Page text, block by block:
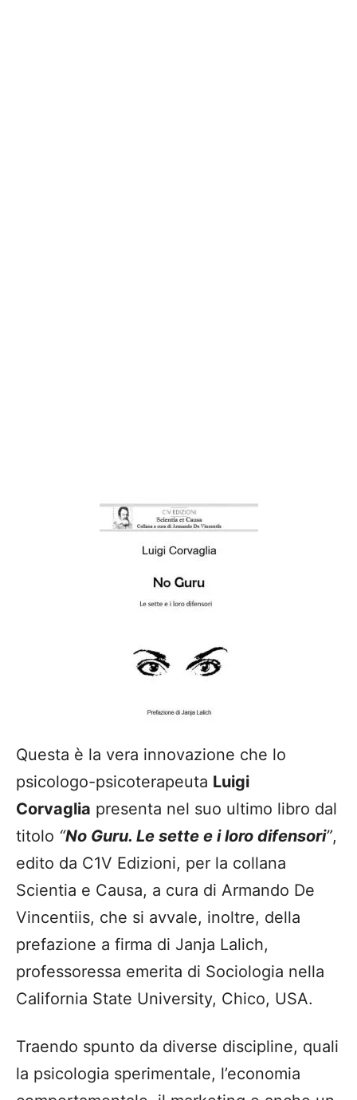
Questa è la vera innovazione che lo
psicologo-psicoterapeuta Luigi
Corvaglia presenta nel suo ultimo libro dal
titolo “No Guru. Le sette e i loro difensori”,
edito da C1V Edizioni, per la collana
Scientia e Causa, a cura di Armando De
Vincentiis, che si avvale, inoltre, della
prefazione a firma di Janja Lalich,
professoressa emerita di Sociologia nella
California State University, Chico, USA.
Traendo spunto da diverse discipline, quali
la psicologia sperimentale, l’economia